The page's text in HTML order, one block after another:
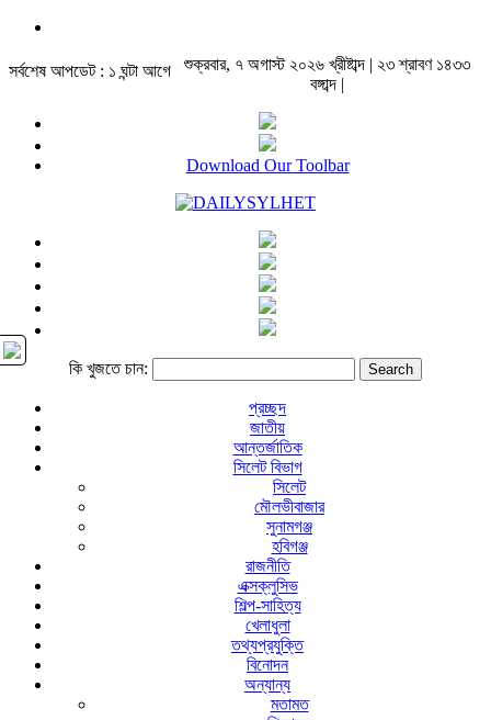
সর্বশেষ আপডেট : ১ ঘন্টা আগে
শুক্রবার, ৭ অগাস্ট ২০২৬ খ্রীষ্টাব্দ | ২৩ শ্রাবণ ১৪৩৩
বঙ্গাব্দ |
Download Our Toolbar
কি খুজতে চান:
প্রচ্ছদ
জাতীয়
আন্তর্জাতিক
সিলেট বিভাগ
সিলেট
মৌলভীবাজার
সুনামগঞ্জ
হবিগঞ্জ
রাজনীতি
এক্সক্লুসিভ
শিল্প-সাহিত্য
খেলাধুলা
তথ্যপ্রযুক্তি
বিনোদন
অন্যান্য
মতামত